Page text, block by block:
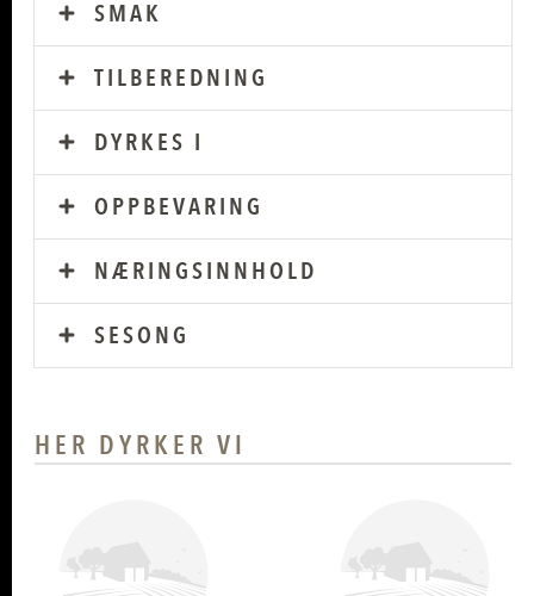
SMAK
TILBEREDNING
DYRKES I
OPPBEVARING
NÆRINGSINNHOLD
SESONG
HER DYRKER VI